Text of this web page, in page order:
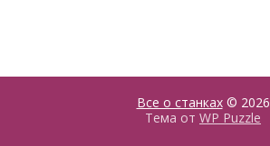
Все о станках© 2026
Тема от WP Puzzle